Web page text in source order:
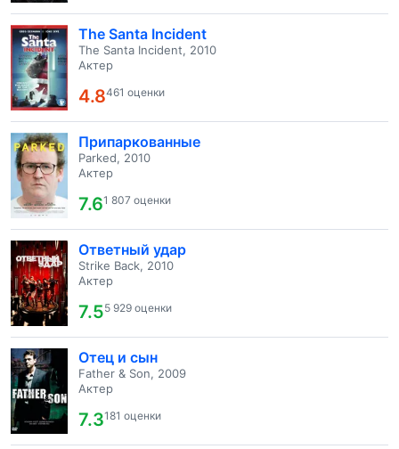
The Santa Incident
The Santa Incident, 2010
Актер
4.8461 оценки
Припаркованные
Parked, 2010
Актер
7.61 807 оценки
Ответный удар
Strike Back, 2010
Актер
7.55 929 оценки
Отец и сын
Father & Son, 2009
Актер
7.3181 оценки